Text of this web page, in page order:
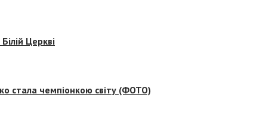
Церкві
стала чемпіонкою світу (ФОТО)